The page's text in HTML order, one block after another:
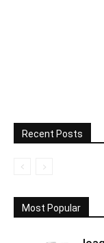
Recent Posts
Most Popular